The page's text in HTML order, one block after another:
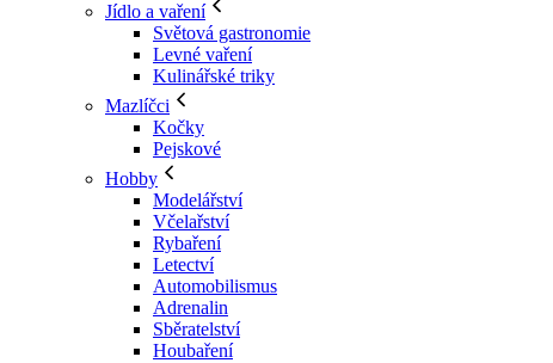
Jídlo a vaření
Světová gastronomie
Levné vaření
Kulinářské triky
Mazlíčci
Kočky
Pejskové
Hobby
Modelářství
Včelařství
Rybaření
Letectví
Automobilismus
Adrenalin
Sběratelství
Houbaření